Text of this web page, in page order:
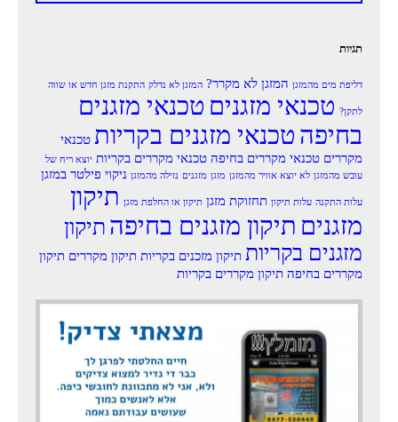
תגיות
דליפת מים מהמזגן המזגן לא מקרר? המזגן לא נדלק התקנת מזגן חדש או שווה
לתקן? טכנאי מזגנים טכנאי מזגנים
בחיפה טכנאי מזגנים בקריות טכנאי
מקררים טכנאי מקררים בחיפה טכנאי מקררים בקריות יוצא ריח של
עובש מהמזגן לא יוצא אוויר מהמזגן מזגן מזגנים נזילה מהמזגן ניקוי פילטר במזגן
עלות התקנה עלות תיקון תחזוקת מזגן תיקון או החלפת מזגן תיקון
מזגנים תיקון מזגנים בחיפה תיקון
מזגנים בקריות תיקון מזכנים בקריות תיקון מקררים תיקון
מקררים בחיפה תיקון מקררים בקריות